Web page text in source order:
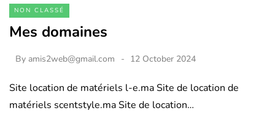
NON CLASSÉ
Mes domaines
By amis2web@gmail.com 12 October 2024
Site location de matériels l-e.ma Site de location de
matériels scentstyle.ma Site de location…